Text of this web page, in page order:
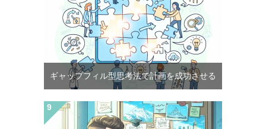
ギャップフィル型思考法で計画を成功させる